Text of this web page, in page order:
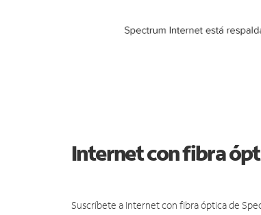
Internet con fibra
Suscríbete a Internet con fibra óptica de